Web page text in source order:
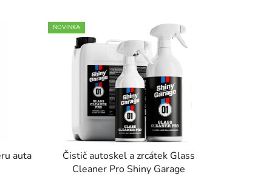
auta
NOVINKA
Čistič autoskel a zrcátek Glass
Cleaner Pro Shiny Garage